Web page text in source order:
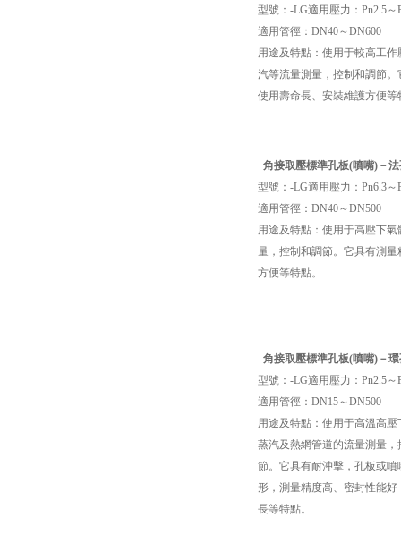
型號：-LG適用壓力：Pn2.5～
適用管徑：DN40～DN600
用途及特點：使用于較高工
汽等流量測量，控制和調節
使用壽命長、安裝維護方便等
角接取壓標準孔板(噴嘴)－
型號：-LG適用壓力：Pn6.3～
適用管徑：DN40～DN500
用途及特點：使用于高壓下
量，控制和調節。它具有測
方便等特點。
角接取壓標準孔板(噴嘴)－
型號：-LG適用壓力：Pn2.5～
適用管徑：DN15～DN500
用途及特點：使用于高溫高壓
蒸汽及熱網管道的流量測量，
節。它具有耐沖擊，孔板或噴
形，測量精度高、密封性能好
長等特點。